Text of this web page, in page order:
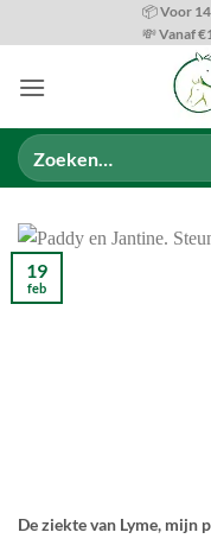
naar
📦 Voor
💸 Vanaf
Zoeken
naar:
De ziekte van Lyme, mijn
19
feb